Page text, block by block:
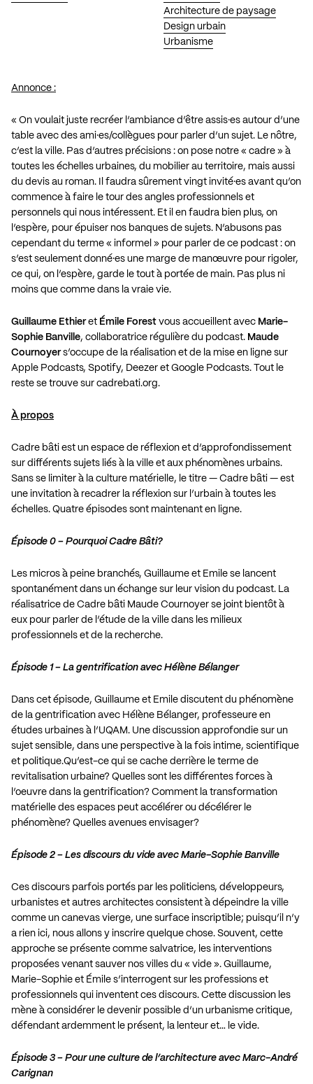
Architecture de paysage
Design urbain
Urbanisme
Annonce :
« On voulait juste recréer l’ambiance d’être assis·es autour d’une
table avec des ami·es/collègues pour parler d’un sujet. Le nôtre,
c’est la ville. Pas d’autres précisions : on pose notre « cadre » à
toutes les échelles urbaines, du mobilier au territoire, mais aussi
du devis au roman. Il faudra sûrement vingt invité·es avant qu’on
commence à faire le tour des angles professionnels et
personnels qui nous intéressent. Et il en faudra bien plus, on
l’espère, pour épuiser nos banques de sujets. N’abusons pas
cependant du terme « informel » pour parler de ce podcast : on
s’est seulement donné·es une marge de manœuvre pour rigoler,
ce qui, on l’espère, garde le tout à portée de main. Pas plus ni
moins que comme dans la vraie vie.
Guillaume Ethieret Émile Forest vous accueillent avec Marie-
Sophie Banville, collaboratrice régulière du podcast. Maude
Cournoyers’occupe de la réalisation et de la mise en ligne sur
Apple Podcasts, Spotify, Deezer et Google Podcasts. Tout le
reste se trouve sur cadrebati.org.
À propos
Cadre bâti est un espace de réflexion et d’approfondissement
sur différents sujets liés à la ville et aux phénomènes urbains.
Sans se limiter à la culture matérielle, le titre — Cadre bâti — est
une invitation à recadrer la réflexion sur l’urbain à toutes les
échelles. Quatre épisodes sont maintenant en ligne.
Épisode 0 – Pourquoi Cadre Bâti?
Les micros à peine branchés, Guillaume et Emile se lancent
spontanément dans un échange sur leur vision du podcast. La
réalisatrice de Cadre bâti Maude Cournoyer se joint bientôt à
eux pour parler de l’étude de la ville dans les milieux
professionnels et de la recherche.
Épisode 1 – La gentrification avec Hélène Bélanger
Dans cet épisode, Guillaume et Emile discutent du phénomène
de la gentrification avec Hélène Bélanger, professeure en
études urbaines à l’UQAM. Une discussion approfondie sur un
sujet sensible, dans une perspective à la fois intime, scientifique
et politique.Qu’est-ce qui se cache derrière le terme de
revitalisation urbaine? Quelles sont les différentes forces à
l’oeuvre dans la gentrification? Comment la transformation
matérielle des espaces peut accélérer ou décélérer le
phénomène? Quelles avenues envisager?
Épisode 2 – Les discours du vide avec Marie-Sophie Banville
Ces discours parfois portés par les politiciens, développeurs,
urbanistes et autres architectes consistent à dépeindre la ville
comme un canevas vierge, une surface inscriptible; puisqu’il n’y
a rien ici, nous allons y inscrire quelque chose. Souvent, cette
approche se présente comme salvatrice, les interventions
proposées venant sauver nos villes du « vide ». Guillaume,
Marie-Sophie et Émile s’interrogent sur les professions et
professionnels qui inventent ces discours. Cette discussion les
mène à considérer le devenir possible d’un urbanisme critique,
défendant ardemment le présent, la lenteur et… le vide.
Épisode 3 – Pour une culture de l’architecture avec Marc-André
Carignan